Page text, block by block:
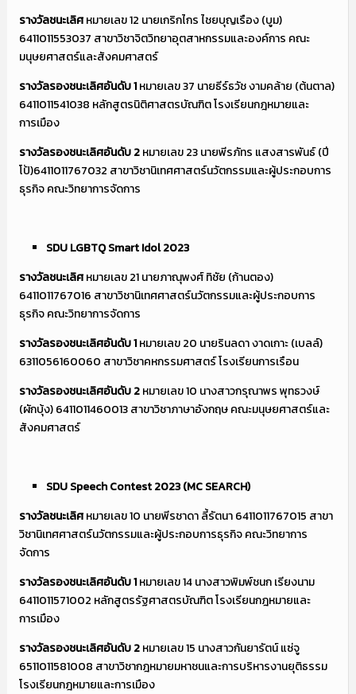
รางวัลชนะเลิศหมายเลข 12 นายเกริกไกร ไชยบุญเรือง (บูม)
6411011553037 สาขาวิชาจิตวิทยาอุตสาหกรรมและองค์การ คณะ
มนุษยศาสตร์และสังคมศาสตร์
รางวัลรองชนะเลิศอันดับ1หมายเลข 37 นายธีร์ธวัช งามคล้าย (ต้นตาล)
6411011541038 หลักสูตรนิติศาสตรบัณฑิต โรงเรียนกฎหมายและ
การเมือง
รางวัลรองชนะเลิศอันดับ2หมายเลข 23 นายพีรภัทร แสงสารพันธ์ (ปี
โป้)6411011767032 สาขาวิชานิเทศศาสตร์นวัตกรรมและผู้ประกอบการ
ธุรกิจ คณะวิทยาการจัดการ
SDU LGBTQ Smart Idol 2023
รางวัลชนะเลิศหมายเลข 21 นายภาณุพงศ์ ทิชัย (ก้านตอง)
6411011767016 สาขาวิชานิเทศศาสตร์นวัตกรรมและผู้ประกอบการ
ธุรกิจ คณะวิทยาการจัดการ
รางวัลรองชนะเลิศอันดับ1หมายเลข 20 นายรินลดา งาดเกาะ (เบลล์)
6311056160060 สาขาวิชาคหกรรมศาสตร์ โรงเรียนการเรือน
รางวัลรองชนะเลิศอันดับ2หมายเลข 10 นางสาวกรุณาพร พุทธวงษ์
(ผักบุ้ง) 6411011460013 สาขาวิชาภาษาอังกฤษ คณะมนุษยศาสตร์และ
สังคมศาสตร์
SDU Speech Contest2023 (MC SEARCH)
รางวัลชนะเลิศหมายเลข 10 นายพีรชาดา ลี้รัตนา 6411011767015 สาขา
วิชานิเทศศาสตร์นวัตกรรมและผู้ประกอบการธุรกิจ คณะวิทยาการ
จัดการ
รางวัลรองชนะเลิศอันดับ1หมายเลข 14 นางสาวพิมพ์ชนก เรียงนาม
6411011571002 หลักสูตรรัฐศาสตรบัณฑิต โรงเรียนกฎหมายและ
การเมือง
รางวัลรองชนะเลิศอันดับ2หมายเลข 15 นางสาวกันยารัตน์ แซ่จู
6511011581008 สาขาวิชากฎหมายมหาชนและการบริหารงานยุติธรรม
โรงเรียนกฎหมายและการเมือง